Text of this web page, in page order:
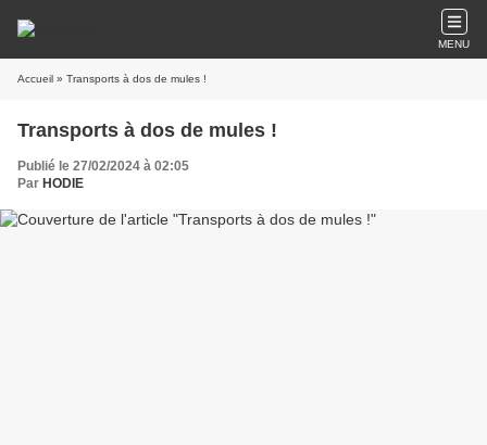
MENU
Accueil » Transports à dos de mules !
Transports à dos de mules !
Publié le 27/02/2024 à 02:05
Par HODIE